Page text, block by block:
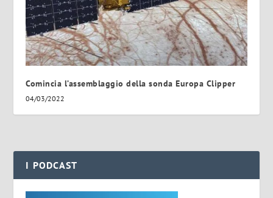
Comincia l’assemblaggio della sonda Europa Clipper
04/03/2022
I PODCAST